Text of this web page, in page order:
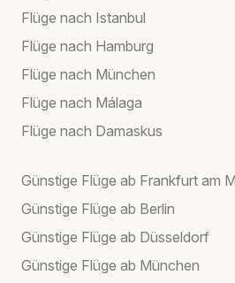
Flüge nach Istanbul
Flüge nach Hamburg
Flüge nach München
Flüge nach Málaga
Flüge nach Damaskus
Günstige Flüge ab Frankfurt am
Günstige Flüge ab Berlin
Günstige Flüge ab Düsseldorf
Günstige Flüge ab München